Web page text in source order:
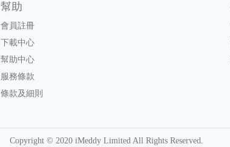
幫助
會員註冊
下載中心
幫助中心
服務條款
條款及細則
Copyright © 2020 iMeddy Limited All Rights Reserved.